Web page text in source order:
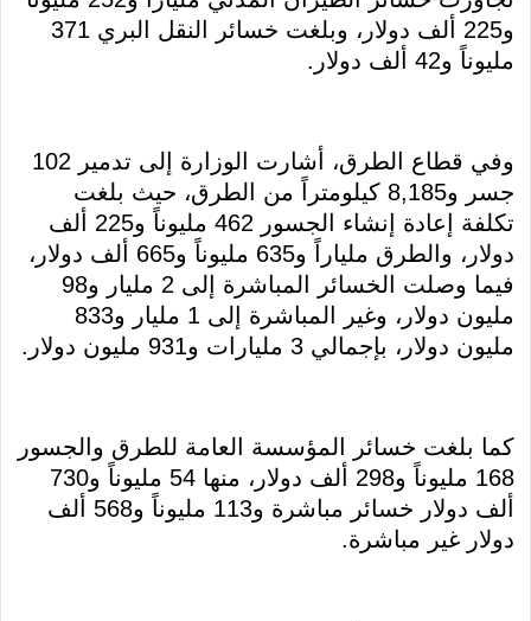
و225 ألف دولار، وبلغت خسائر النقل البري 371
مليوناً و42 ألف دولار.
وفي قطاع الطرق، أشارت الوزارة إلى تدمير 102
جسر و8,185 كيلومتراً من الطرق، حيث بلغت
تكلفة إعادة إنشاء الجسور 462 مليوناً و225 ألف
دولار، والطرق ملياراً و635 مليوناً و665 ألف دولار،
فيما وصلت الخسائر المباشرة إلى 2 مليار و98
مليون دولار، وغير المباشرة إلى 1 مليار و833
مليون دولار، بإجمالي 3 مليارات و931 مليون دولار.
كما بلغت خسائر المؤسسة العامة للطرق والجسور
168 مليوناً و298 ألف دولار، منها 54 مليوناً و730
ألف دولار خسائر مباشرة و113 مليوناً و568 ألف
دولار غير مباشرة.